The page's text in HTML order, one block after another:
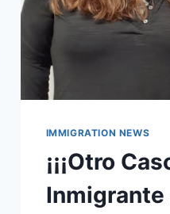
IMMIGRATION NEWS
¡¡¡Otro
Inmigrante